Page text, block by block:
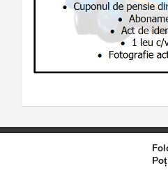
Jurnalul de